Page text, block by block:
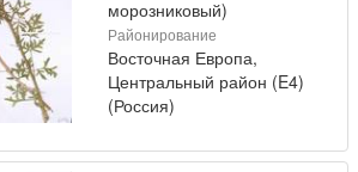
морозниковый)
Районирование
Восточная Европа,
Центральный район (E4)
(Россия)